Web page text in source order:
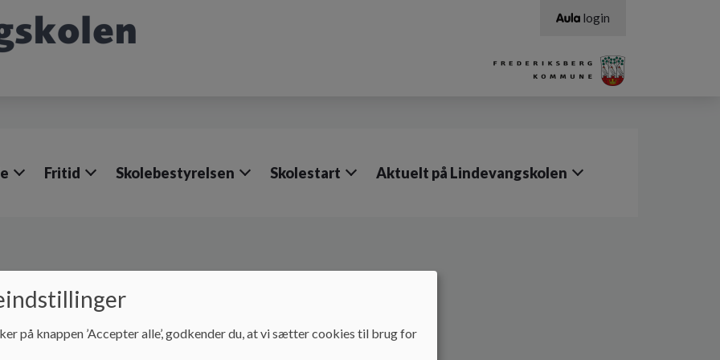
login
Fritid Skolebestyrelsen Skolestart Aktuelt på Lindevangskolen
23. februar 2023
februar 2023
på knappen ’Accepter alle’, godkender du, at vi sætter cookies til brug for